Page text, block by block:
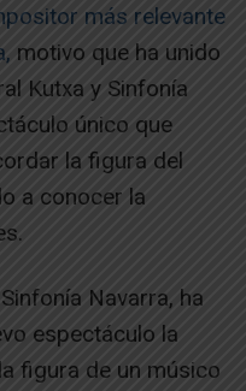
más relevante
motivo que ha unido
Kutxa y Sinfonía
único que
la figura del
a conocer la
Navarra, ha
espectáculo la
figura de un músico